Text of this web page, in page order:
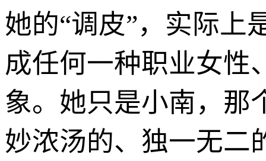
她的“调皮”，实际上
成任何一种职业女性
象。她只是小南，那
妙浓汤的、独一无二